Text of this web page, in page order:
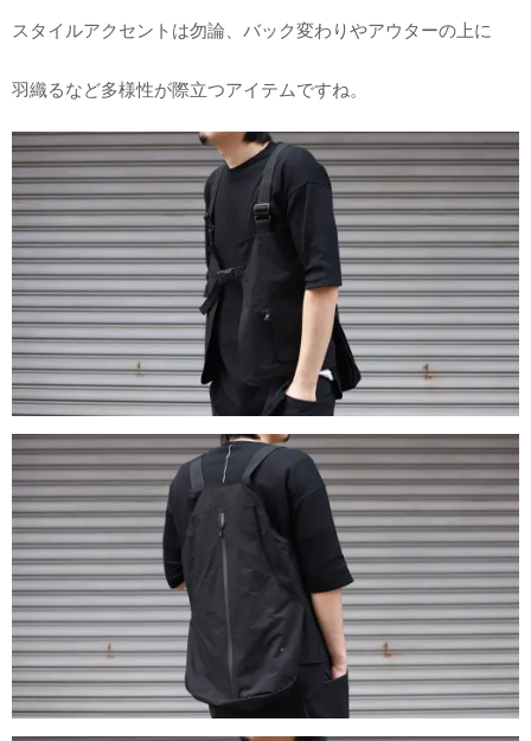
スタイルアクセントは勿論、バック変わりやアウターの上に
羽織るなど多様性が際立つアイテムですね。